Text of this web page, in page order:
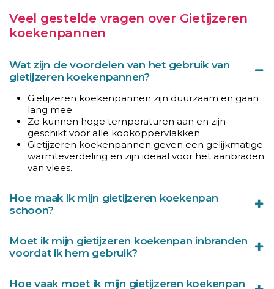
Veel gestelde vragen over Gietijzeren
koekenpannen
Wat zijn de voordelen van het gebruik van
gietijzeren koekenpannen?
Gietijzeren koekenpannen zijn duurzaam en gaan
lang mee.
Ze kunnen hoge temperaturen aan en zijn
geschikt voor alle kookoppervlakken.
Gietijzeren koekenpannen geven een gelijkmatige
warmteverdeling en zijn ideaal voor het aanbraden
van vlees.
Hoe maak ik mijn gietijzeren koekenpan
schoon?
Moet ik mijn gietijzeren koekenpan inbranden
voordat ik hem gebruik?
Hoe vaak moet ik mijn gietijzeren koekenpan